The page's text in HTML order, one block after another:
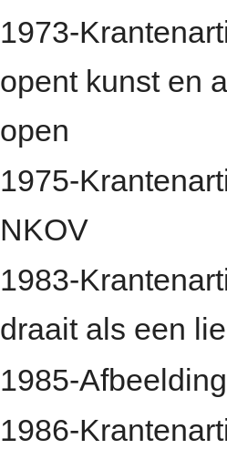
1973-
opent kunst en
open
1975-
NKOV
1983-
draait als een
1985-
1986-